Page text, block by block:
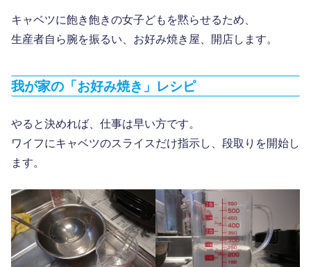
キャベツに飽き飽きの女子どもを黙らせるため、
生産者自ら腕を振るい、お好み焼き屋、開店します。
我が家の「お好み焼き」レシピ
やると決めれば、仕事は早い方です。
ワイフにキャベツのスライスだけ指示し、段取りを開始し
ます。